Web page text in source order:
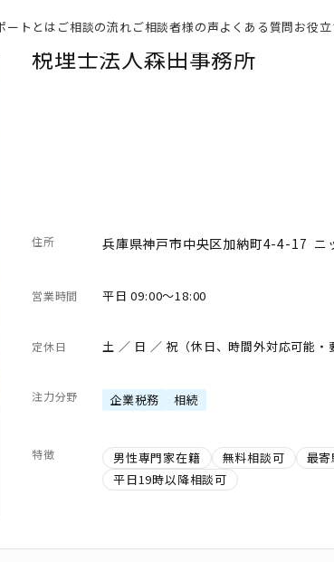
ートとは ご相談の流れご相談者様の声よくある質問お役
税理士法人森田事務所
住所 兵庫県神戸市中央区加納町4-4-17 ニ
営業時間 平日 09:00～18:00
定休日 土 ／ 日 ／ 祝（休日、時間外対応可能・
注力分野 企業税務 相続
特徴 男性専門家在籍 無料相談可 最
平日19時以降相談可